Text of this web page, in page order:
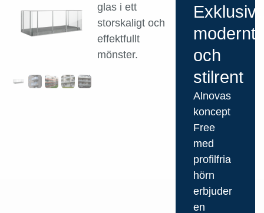
glas i ett
storskaligt och
effektfullt
mönster.
modernt
och
stilrent
Alnovas
koncept
Free
med
profilfria
hörn
erbjuder
en